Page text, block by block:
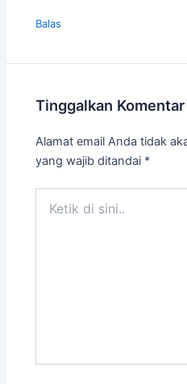
Balas
Tinggalkan Komentar
Alamat email Anda tidak
yang wajib ditandai *